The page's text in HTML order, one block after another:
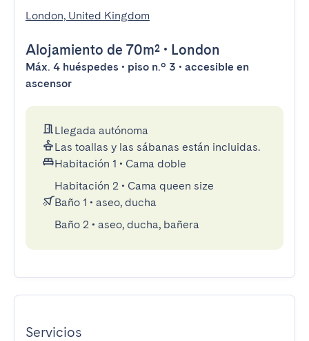
London, United Kingdom
Alojamiento de 70m² • London
Máx. 4 huéspedes • piso n.º 3 • accesible en
ascensor
Llegada autónoma
Las toallas y las sábanas están incluidas.
Habitación 1 • Cama doble
Habitación 2 • Cama queen size
Baño 1 • aseo, ducha
Baño 2 • aseo, ducha, bañera
Servicios